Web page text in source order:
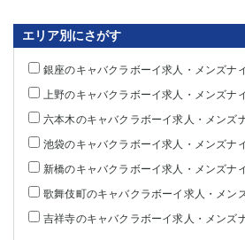
エリア別にさがす
銀座のキャバクラボーイ求人・メンズナ
上野のキャバクラボーイ求人・メンズナ
六本木のキャバクラボーイ求人・メンズ
池袋のキャバクラボーイ求人・メンズナ
新橋のキャバクラボーイ求人・メンズナ
歌舞伎町のキャバクラボーイ求人・メン
吉祥寺のキャバクラボーイ求人・メンズ
戸塚
大船
相模原
厚木
横須賀
桜木町
埼玉県
大宮
南越谷
志木
川越
草加
南浦和